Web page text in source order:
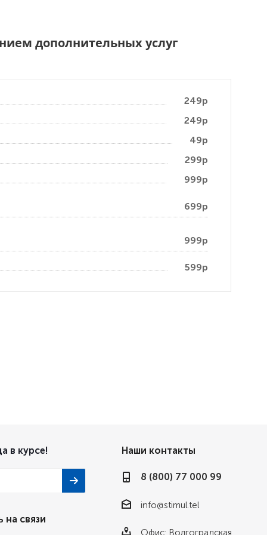
дополнительных услуг
249р
249р
49р
299р
999р
699р
999р
599р
в курсе!
на связи
Наши контакты
8 (800) 77 000 99
info@stimul.tel
Офис: Волгоградская